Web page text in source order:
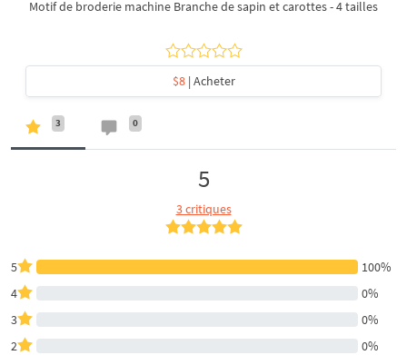
Motif de broderie machine Branche de sapin et carottes - 4 tailles
$8| Acheter
3 0
5
3 critiques
5
100%
4
0%
3
0%
2
0%